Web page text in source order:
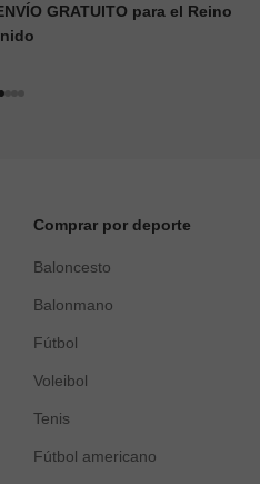
GRATUITO para el Reino
Comprar por deporte
Baloncesto
Balonmano
Fútbol
Voleibol
Tenis
Fútbol americano